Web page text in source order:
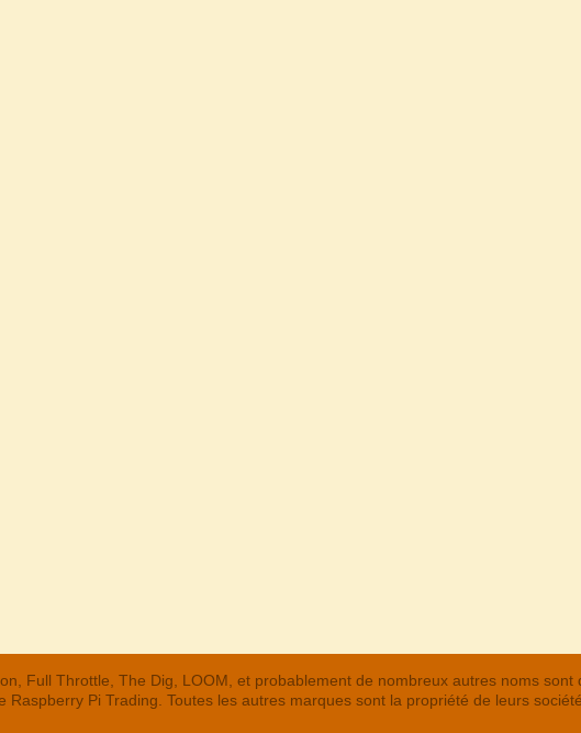
Full Throttle, The Dig, LOOM, et probablement de nombreux autres noms sont
Raspberry Pi Trading. Toutes les autres marques sont la propriété de leurs